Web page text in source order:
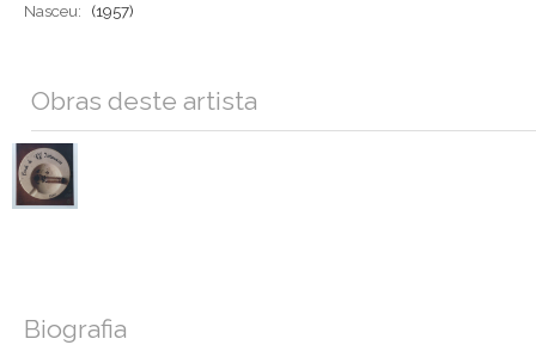
Nasceu:
(1957)
Obras deste artista
Biografia